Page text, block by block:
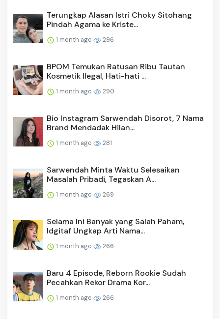
Terungkap Alasan Istri Choky Sitohang
Pindah Agama ke Kriste...
1 month ago 296
BPOM Temukan Ratusan Ribu Tautan
Kosmetik Ilegal, Hati-hati ...
1 month ago 290
Bio Instagram Sarwendah Disorot, 7 Nama
Brand Mendadak Hilan...
1 month ago 281
Sarwendah Minta Waktu Selesaikan
Masalah Pribadi, Tegaskan A...
1 month ago 269
Selama Ini Banyak yang Salah Paham,
Idgitaf Ungkap Arti Nama...
1 month ago 266
Baru 4 Episode, Reborn Rookie Sudah
Pecahkan Rekor Drama Kor...
1 month ago 266